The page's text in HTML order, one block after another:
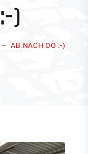
)
AB NACH OÖ :-)